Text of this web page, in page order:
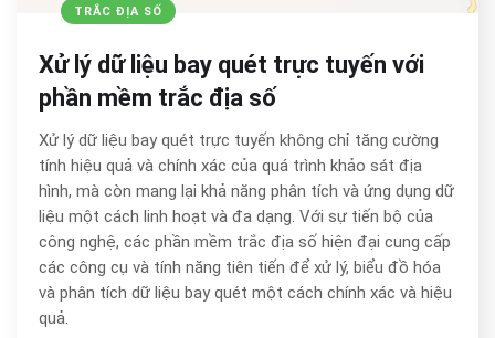
TRẮC ĐỊA SỐ
Xử lý dữ liệu bay quét trực tuyến với
phần mềm trắc địa số
Xử lý dữ liệu bay quét trực tuyến không chỉ tăng cường
tính hiệu quả và chính xác của quá trình khảo sát địa
hình, mà còn mang lại khả năng phân tích và ứng dụng dữ
liệu một cách linh hoạt và đa dạng. Với sự tiến bộ của
công nghệ, các phần mềm trắc địa số hiện đại cung cấp
các công cụ và tính năng tiên tiến để xử lý, biểu đồ hóa
và phân tích dữ liệu bay quét một cách chính xác và hiệu
quả.